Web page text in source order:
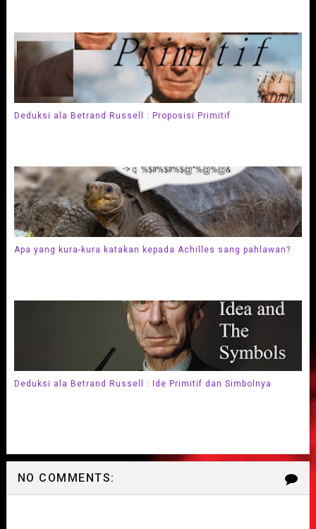
Deduksi ala Betrand Russell : Proposisi Primitif
Apa yang kura-kura katakan kepada Achilles sang pahlawan?
Deduksi ala Betrand Russell : Ide Primitif dan Simbolnya
NO COMMENTS: